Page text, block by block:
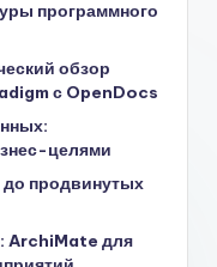
программного
обзор
с OpenDocs
целями
продвинутых
ArchiMate для